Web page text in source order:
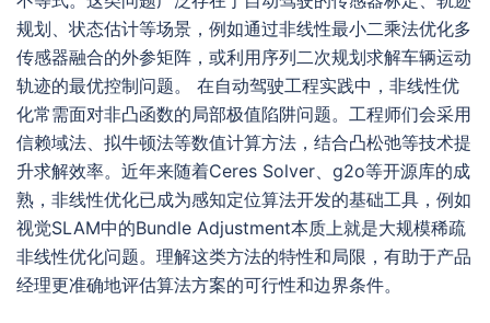
规划、状态估计等场景，例如通过非线性最小二乘法优化多
传感器融合的外参矩阵，或利用序列二次规划求解车辆运动
轨迹的最优控制问题。 在自动驾驶工程实践中，非线性优
化常需面对非凸函数的局部极值陷阱问题。工程师们会采用
信赖域法、拟牛顿法等数值计算方法，结合凸松弛等技术提
升求解效率。近年来随着Ceres Solver、g2o等开源库的成
熟，非线性优化已成为感知定位算法开发的基础工具，例如
视觉SLAM中的Bundle Adjustment本质上就是大规模稀疏
非线性优化问题。理解这类方法的特性和局限，有助于产品
经理更准确地评估算法方案的可行性和边界条件。